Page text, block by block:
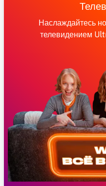
Наслаждайтесь
телевидением